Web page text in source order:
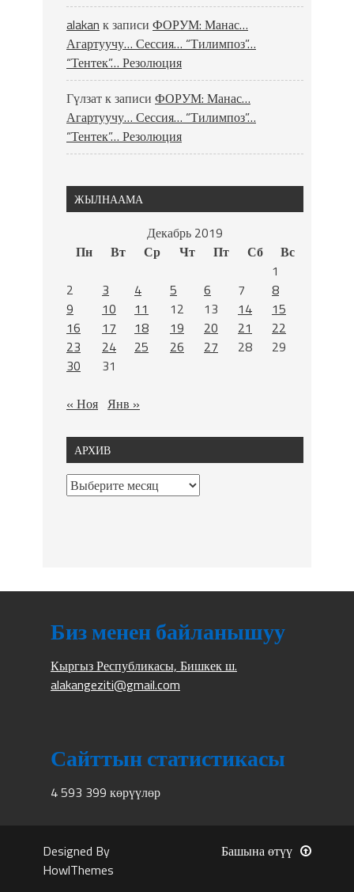
alakan к записи ФОРУМ: Манас…
Агартуучу… Сессия… “Тилимпоз”…
“Тентек”… Резолюция
Гүлзатк записи ФОРУМ: Манас…
Агартуучу… Сессия… “Тилимпоз”…
“Тентек”… Резолюция
ЖЫЛНААМА
Декабрь 2019
Пн
Вт Ср Чт Пт Сб
Вс
1
2
3 4 5 6 7
8
9
10 11 12 13 14
15
16
17 18 19 20 21
22
23
24 25 26 27 28
29
30
31
« Ноя Янв »
АРХИВ
Биз менен байланышуу
Кыргыз Республикасы, Бишкек ш.
alakangeziti@gmail.com
Сайттын статистикасы
4 593 399 көрүүлөр
Designed By
HowlThemes
Башына өтүү